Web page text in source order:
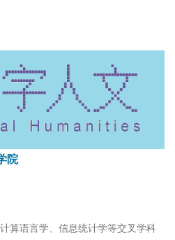
院
算语言学、信息统计学等交叉学科